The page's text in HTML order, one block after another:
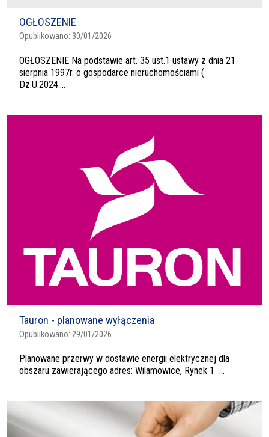
OGŁOSZENIE
Opublikowano: 30/01/2026
OGŁOSZENIE Na podstawie art. 35 ust.1 ustawy z dnia 21
sierpnia 1997r. o gospodarce nieruchomościami (
Dz.U.2024....
Tauron - planowane wyłączenia
Opublikowano: 29/01/2026
Planowane przerwy w dostawie energii elektrycznej dla
obszaru zawierającego adres: Wilamowice, Rynek 1 ...